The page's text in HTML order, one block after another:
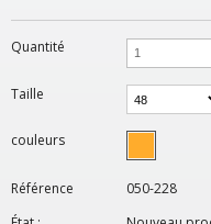
Quantité
Taille
couleurs
Référence
050-228